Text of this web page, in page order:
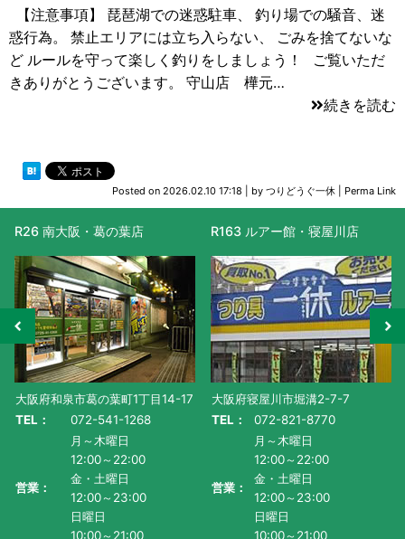
【注意事項】 琵琶湖での迷惑駐車、 釣り場での騒音、迷
惑行為。 禁止エリアには立ち入らない、 ごみを捨てないな
ど ルールを守って楽しく釣りをしましょう！ ご覧いただ
きありがとうございます。 守山店 樺元…
続きを読む
Posted on 2026.02.10 17:18 by つりどうぐ一休 Perma Link
R26 南大阪・葛の葉店
大阪府和泉市葛の葉町1丁目14-17
TEL：
072-541-1268
営業：
月～木曜日
12:00～22:00
金・土曜日
12:00～23:00
日曜日
10:00～21:00
R163 ルアー館・寝屋川店
大阪府寝屋川市堀溝2-7-7
TEL：
072-821-8770
営業：
月～木曜日
12:00～22:00
金・土曜日
12:00～23:00
日曜日
10:00～21:00